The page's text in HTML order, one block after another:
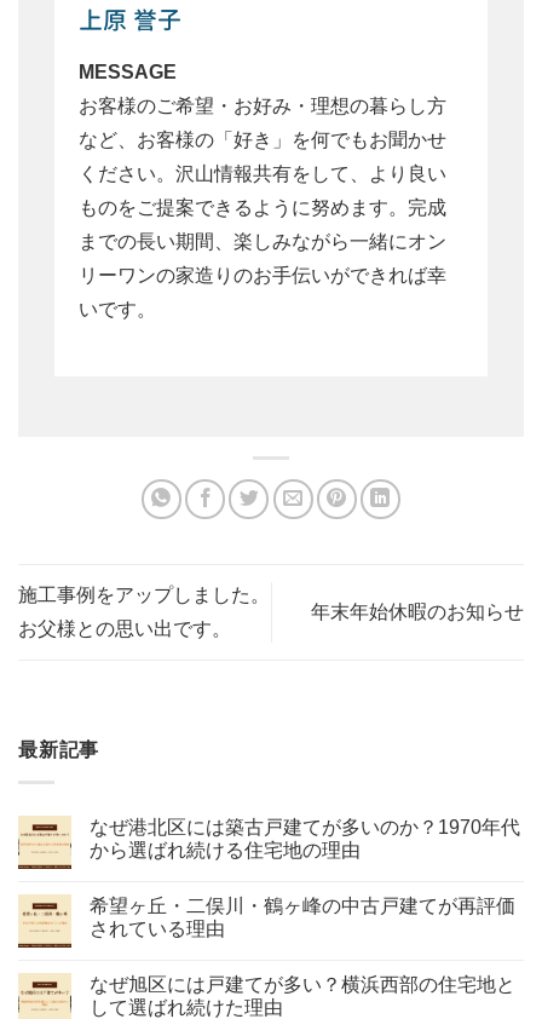
上原 誉子
MESSAGE
お客様のご希望・お好み・理想の暮らし方
など、お客様の「好き」を何でもお聞かせ
ください。沢山情報共有をして、より良い
ものをご提案できるように努めます。完成
までの長い期間、楽しみながら一緒にオン
リーワンの家造りのお手伝いができれば幸
いです。
施工事例をアップしました。
お父様との思い出です。
年末年始休暇のお知らせ
最新記事
なぜ港北区には築古戸建てが多いのか？1970年代
から選ばれ続ける住宅地の理由
希望ヶ丘・二俣川・鶴ヶ峰の中古戸建てが再評価
されている理由
なぜ旭区には戸建てが多い？横浜西部の住宅地と
して選ばれ続けた理由